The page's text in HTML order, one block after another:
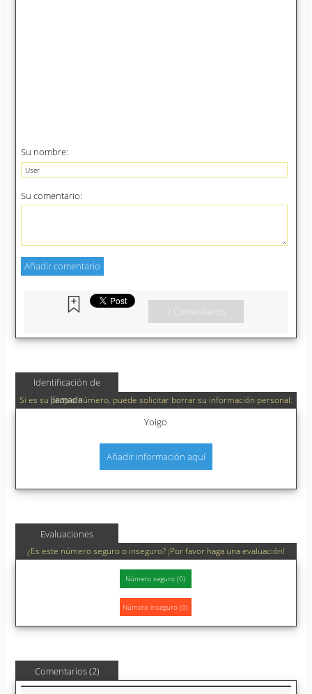
Su nombre:
Su comentario:
2 Comentarios
Identificación de
llamada
Si es su propio número, puede solicitar borrar su información personal.
Yoigo
Añadir información aquí
Evaluaciones
¿Es este número seguro o inseguro? ¡Por favor haga una evaluación!
Comentarios (2)